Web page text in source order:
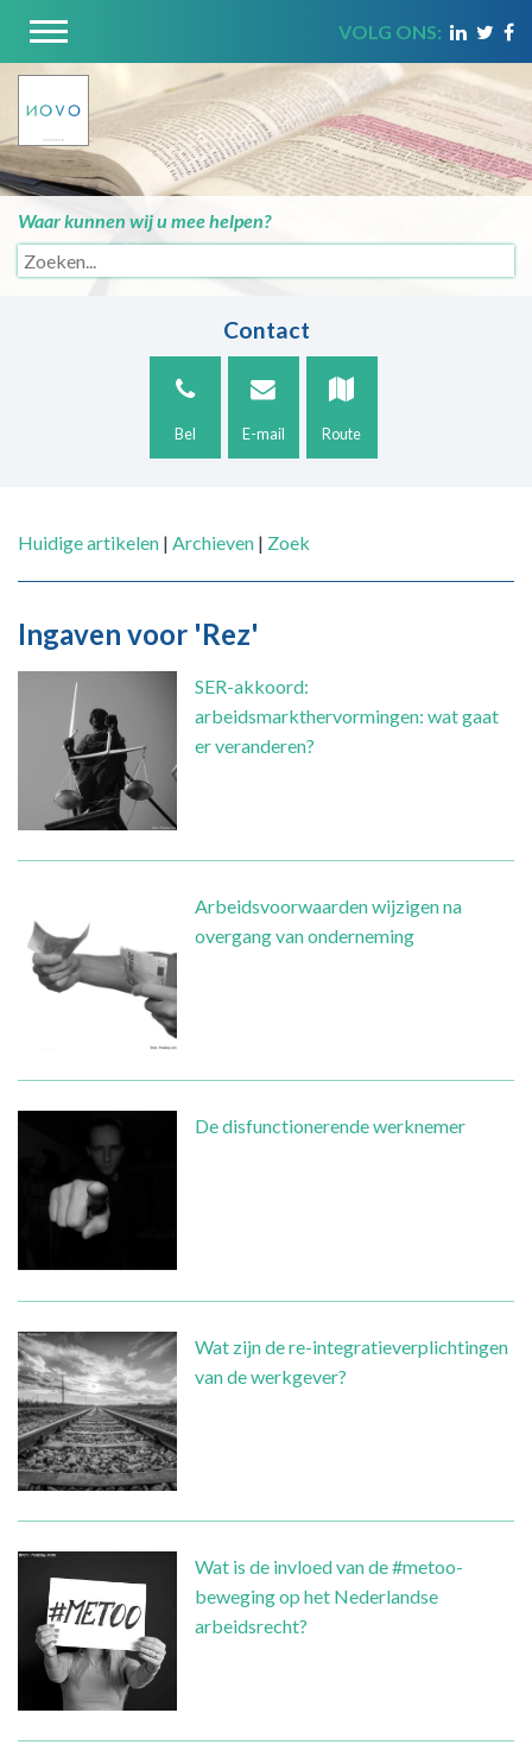
VOLG ONS:
Waar kunnen wij u mee helpen?
Contact
Bel E-mail Route
Huidige artikelen | Archieven | Zoek
Ingaven voor 'Rez'
SER-akkoord:
arbeidsmarkthervormingen: wat gaat
er veranderen?
Arbeidsvoorwaarden wijzigen na
overgang van onderneming
De disfunctionerende werknemer
Wat zijn de re-integratieverplichtingen
van de werkgever?
Wat is de invloed van de #metoo-
beweging op het Nederlandse
arbeidsrecht?